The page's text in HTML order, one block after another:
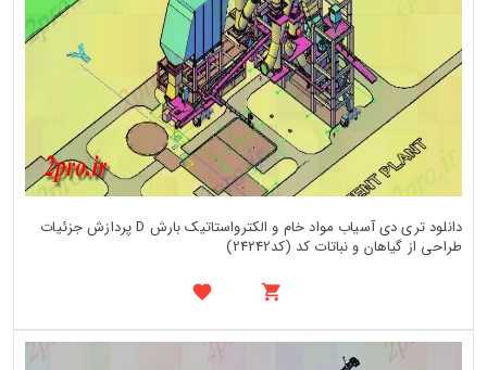
دانلود تری دی آسیاب مواد خام و الکترواستاتیک بارش D پردازش جزئیات
طراحی از گیاهان و نباتات کد (کد24242)